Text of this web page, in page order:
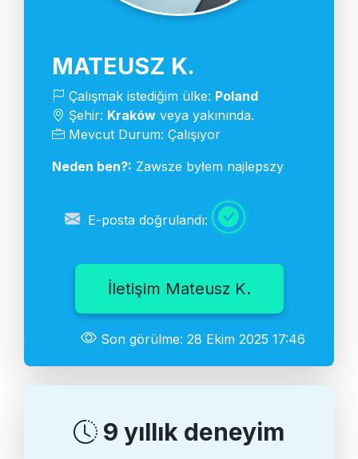
MATEUSZ K.
Çalışmak istediğim ülke: Poland
Şehir: Kraków veya yakınında.
Mevcut Durum: Çalışıyor
Neden ben?: Zawsze byłem najlepszy
E-posta doğrulandı:
İletişim Mateusz K.
Son görülme: 28 Ekim 2025 17:46
9 yıllık deneyim